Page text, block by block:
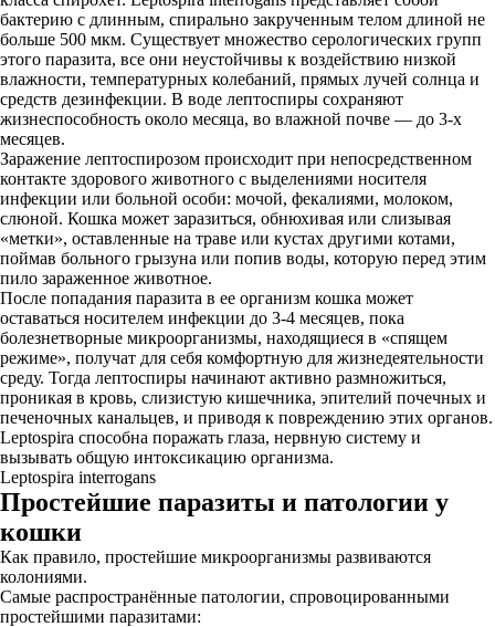
бактерию с длинным, спирально закрученным телом длиной не
больше 500 мкм. Существует множество серологических групп
этого паразита, все они неустойчивы к воздействию низкой
влажности, температурных колебаний, прямых лучей солнца и
средств дезинфекции. В воде лептоспиры сохраняют
жизнеспособность около месяца, во влажной почве ― до 3-х
месяцев.
Заражение лептоспирозом происходит при непосредственном
контакте здорового животного с выделениями носителя
инфекции или больной особи: мочой, фекалиями, молоком,
слюной. Кошка может заразиться, обнюхивая или слизывая
«метки», оставленные на траве или кустах другими котами,
поймав больного грызуна или попив воды, которую перед этим
пило зараженное животное.
После попадания паразита в ее организм кошка может
оставаться носителем инфекции до 3-4 месяцев, пока
болезнетворные микроорганизмы, находящиеся в «спящем
режиме», получат для себя комфортную для жизнедеятельности
среду. Тогда лептоспиры начинают активно размножиться,
проникая в кровь, слизистую кишечника, эпителий почечных и
печеночных канальцев, и приводя к повреждению этих органов.
Leptospira способна поражать глаза, нервную систему и
вызывать общую интоксикацию организма.
Leptospira interrogans
Простейшие паразиты и патологии у
кошки
Как правило, простейшие микроорганизмы развиваются
колониями.
Самые распространённые патологии, спровоцированными
простейшими паразитами: